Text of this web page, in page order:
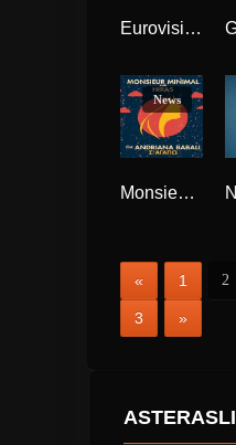
Eurovision 2019 Είναι επίσημο, με Katerine Duska η Ελλάδα
News
Μonsieur Minimal, Hiras και Ανδριάνα Μπάμπαλη “Σ’ Αγαπώ” διασκευάζουν Τζένη Βάνου.
« 1 2
3 »